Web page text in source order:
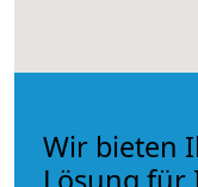
Wir bieten